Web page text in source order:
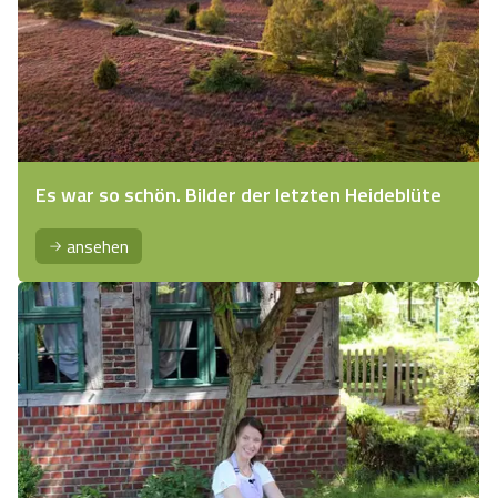
Es war so schön. Bilder der letzten Heideblüte
ansehen